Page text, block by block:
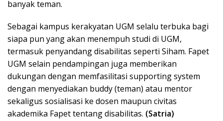
banyak teman.
Sebagai kampus kerakyatan UGM selalu terbuka bagi
siapa pun yang akan menempuh studi di UGM,
termasuk penyandang disabilitas seperti Siham. Fapet
UGM selain pendampingan juga memberikan
dukungan dengan memfasilitasi supporting system
dengan menyediakan buddy (teman) atau mentor
sekaligus sosialisasi ke dosen maupun civitas
akademika Fapet tentang disabilitas. (Satria)